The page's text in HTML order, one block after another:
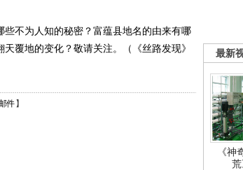
不为人知的秘密？富蕴县地名的由来有哪
覆地的变化？敬请关注。（《丝路发现》
件 】
最新
《神